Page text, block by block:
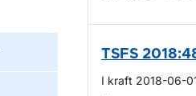
TSFS
I kraft 2018-06-